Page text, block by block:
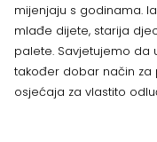
mijenjaju s godinama.
mlađe dijete, starija
palete. Savjetujemo da
također dobar način za
osjećaja za vlastito